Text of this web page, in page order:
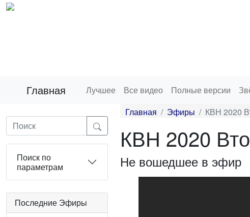
Главная Лучшее Все видео Полные версии
Поиск по
параметрам
Последние Эфиры
Главная Эфиры КВН 2020
КВН 2020
Не вошедшее в эфир